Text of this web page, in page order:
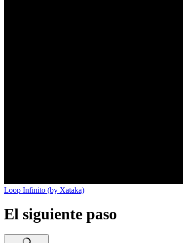
Loop Infinito (by Xataka)
El siguiente paso